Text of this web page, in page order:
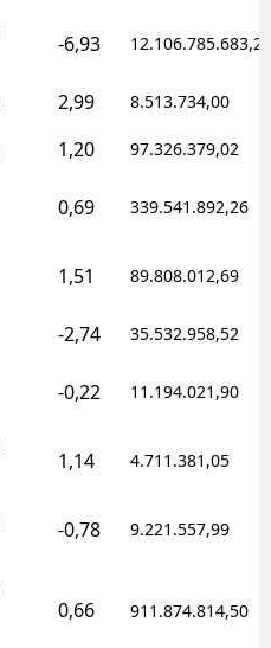
-6,93 12.106.785.683,20
2,99 8.513.734,00
1,20 97.326.379,02
0,69 339.541.892,26
1,51 89.808.012,69
-2,74 35.532.958,52
-0,22 11.194.021,90
1,14 4.711.381,05
-0,78 9.221.557,99
0,66 911.874.814,50